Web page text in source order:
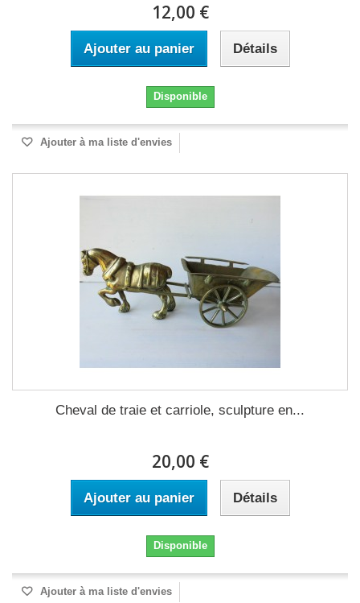
12,00 €
Ajouter au panier Détails
Disponible
Ajouter à ma liste d'envies
Cheval de traie et carriole, sculpture en...
20,00 €
Ajouter au panier Détails
Disponible
Ajouter à ma liste d'envies